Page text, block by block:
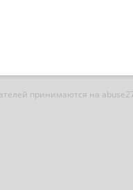
принимаются на